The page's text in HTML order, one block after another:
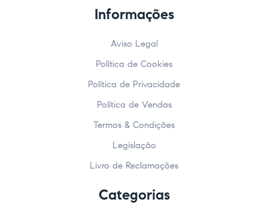
Informações
Aviso Legal
Política de Cookies
Política de Privacidade
Política de Vendas
Termos & Condições
Legislação
Livro de Reclamações
Categorias